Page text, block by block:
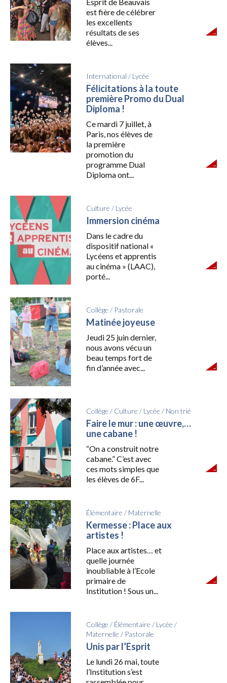
est fière de célébrer
les excellents
résultats de ses
élèves...
International / Lycée
Félicitations à la toute
première Promo du Dual
Diploma !
Ce mardi 7 juillet, à
Paris, nos élèves de
la première
promotion du
programme Dual
Diploma ont...
Culture / Lycée
Immersion cinéma
Dans le cadre du
dispositif national «
Lycéens et apprentis
au cinéma » (LAAC),
porté...
Collège / Pastorale
Matinée joyeuse
Jeudi 25 juin dernier,
nous avons vécu un
beau temps fort de
fin d’année avec...
Collège / Culture / Lycée / Non trié
Faire le mur : une œuvre,…
une cabane !
“On a construit notre
cabane.” C’est avec
ces mots simples que
les élèves de 6F...
Élémentaire / Maternelle
Kermesse : Place aux
artistes !
Place aux artistes… et
quelle journée
inoubliable à l’Ecole
primaire de
Institution ! Sous un...
Collège / Élémentaire / Lycée /
Maternelle / Pastorale
Unis par l’Esprit
Le lundi 26 mai, toute
l’Institution s’est